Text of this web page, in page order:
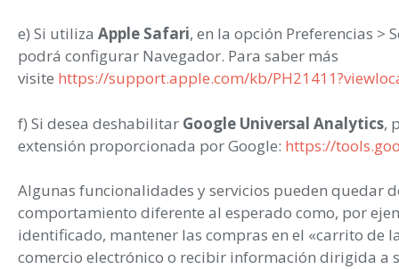
e) Si utiliza Apple Safari, en la opción Preferencias >
podrá configurar Navegador. Para saber más
visite https://support.apple.com/kb/
f) Si desea deshabilitar Google Universal Analytics,
extensión proporcionada por Google: https://
Algunas funcionalidades y servicios pueden quedar
comportamiento diferente al esperado como, por
identificado, mantener las compras en el «carrito de
comercio electrónico o recibir información dirigida a